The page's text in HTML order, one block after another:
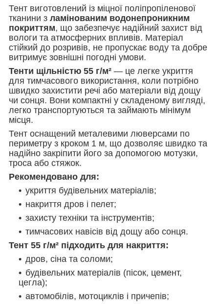
Тент виготовлений із міцної поліпропіленової
тканини з ламінованим водонепроникним
покриттям, що забезпечує надійний захист від
вологи та атмосферних впливів. Матеріал
стійкий до розривів, не пропускає воду та добре
витримує зовнішні погодні умови.
Тенти щільністю 55 г/м² — це легке укриття
для тимчасового використання, коли потрібно
швидко захистити речі або матеріали від дощу
чи сонця. Вони компактні у складеному вигляді,
легко транспортуються та займають мінімум
місця.
Тент оснащений металевими люверсами по
периметру з кроком 1 м, що дозволяє швидко та
надійно закріпити його за допомогою мотузки,
троса або стяжок.
Рекомендовано для:
укриття будівельних матеріалів;
накриття дров і пелет;
захисту техніки та інструментів;
тимчасових навісів від дощу або сонця.
Тент 55 г/м² підходить для накриття:
дров, сіна та соломи;
будівельних матеріалів (пісок, цемент,
цегла);
автомобілів, мотоциклів і причепів;